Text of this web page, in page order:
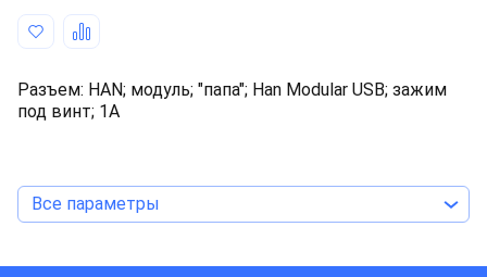
Разъем: HAN; модуль; "папа"; Han Modular USB; зажим
под винт; 1А
Все параметры